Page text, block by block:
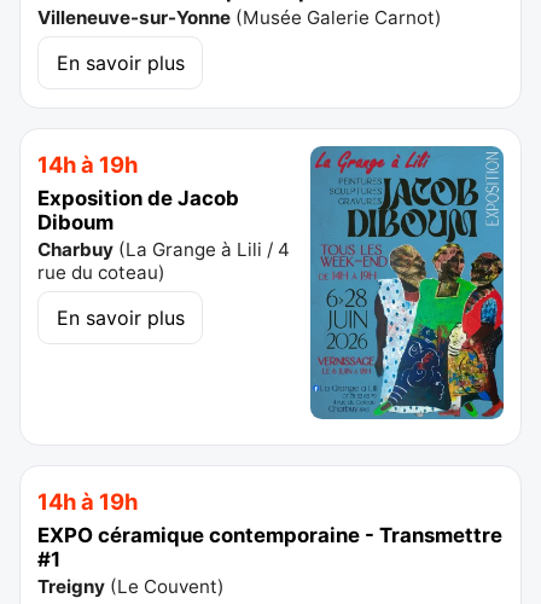
Villeneuve-sur-Yonne (Musée Galerie Carnot)
En savoir plus
14h à 19h
Exposition de Jacob
Diboum
Charbuy (La Grange à Lili / 4
rue du coteau)
En savoir plus
14h à 19h
EXPO céramique contemporaine - Transmettre
#1
Treigny (Le Couvent)